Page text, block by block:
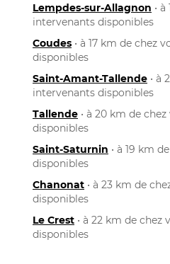
Lempdes-sur-Allagnon •
intervenants disponibles
Coudes • à 17 km de chez
disponibles
Saint-Amant-Tallende • à
intervenants disponibles
Tallende • à 20 km de
disponibles
Saint-Saturnin • à 19 km
disponibles
Chanonat • à 23 km de
disponibles
Le Crest • à 22 km de chez
disponibles